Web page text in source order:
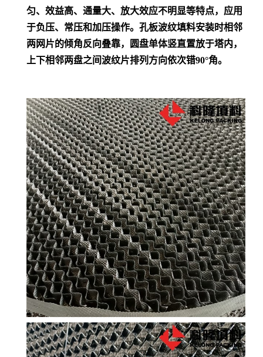
匀、效益高、通量大、放大效应不明显等特点，应用
于负压、常压和加压操作。孔板波纹填料安装时相邻
两网片的倾角反向叠靠，圆盘单体竖直置放于塔内，
上下相邻两盘之间波纹片排列方向依次错90°角。